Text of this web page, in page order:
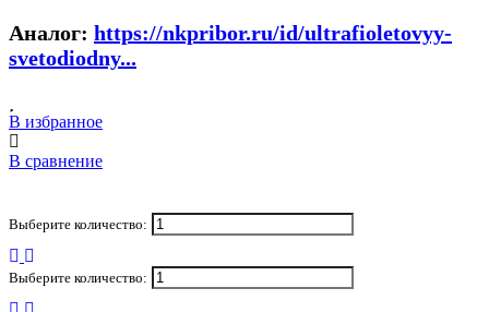
Аналог: https://nkpribor.ru/id/ultrafioletovyy-
svetodiodny...
В избранное
В сравнение
Выберите количество:
Выберите количество: